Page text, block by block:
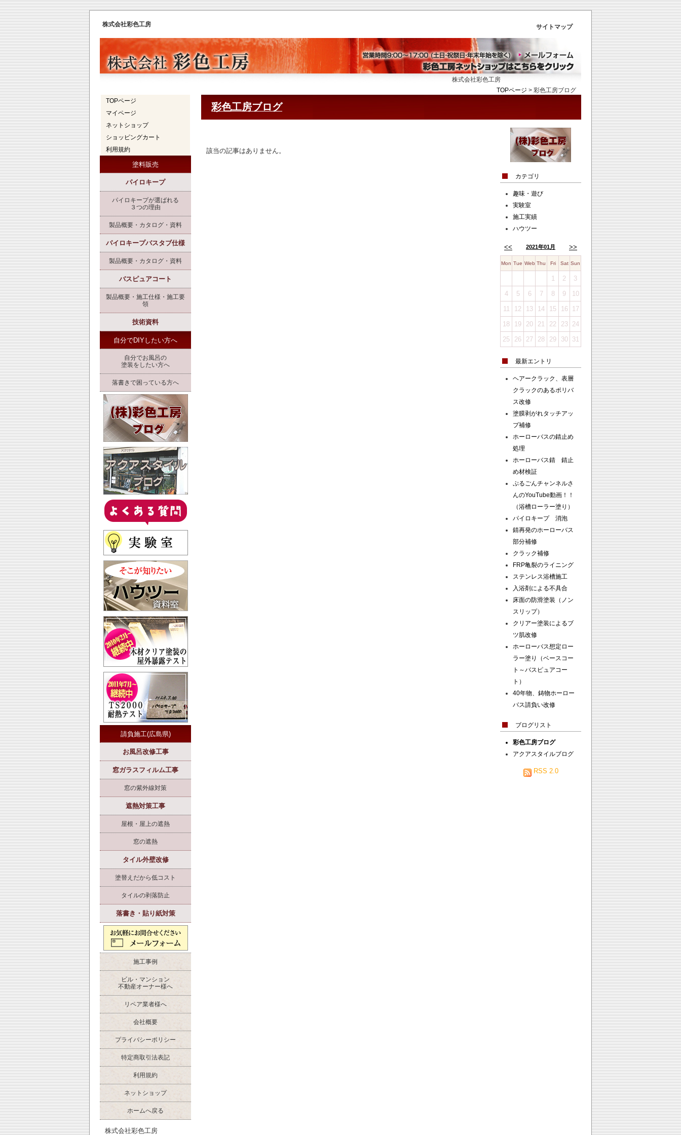
株式会社彩色工房 サイトマップ
株式会社彩色工房
TOPページ > 彩色工房ブログ
TOPページ
マイページ
ネットショップ
ショッピングカート
利用規約
塗料販売
パイロキープ
パイロキープが選ばれる
３つの理由
製品概要・カタログ・資料
パイロキープバスタブ仕様
製品概要・カタログ・資料
バスピュアコート
製品概要・施工仕様・施工要
領
技術資料
自分でDIYしたい方へ
自分でお風呂の
塗装をしたい方へ
落書きで困っている方へ
請負施工(広島県)
お風呂改修工事
窓ガラスフィルム工事
窓の紫外線対策
遮熱対策工事
屋根・屋上の遮熱
窓の遮熱
タイル外壁改修
塗替えだから低コスト
タイルの剥落防止
落書き・貼り紙対策
施工事例
ビル・マンション
不動産オーナー様へ
リペア業者様へ
会社概要
プライバシーポリシー
特定商取引法表記
利用規約
ネットショップ
ホームへ戻る
株式会社彩色工房
彩色工房ブログ
該当の記事はありません。
カテゴリ
趣味・遊び
実験室
施工実績
ハウツー
<< 2021年01月 >>
Mon Tue Web Thu Fri Sat Sun
1 2
3
4
5 6 7 8 9
10
11
12 13 14 15 16
17
18
19 20 21 22 23
24
25
26 27 28 29 30 31
最新エントリ
ヘアークラック、表層
クラックのあるポリバ
ス改修
塗膜剥がれタッチアッ
プ補修
ホーローバスの錆止め
処理
ホーローバス錆 錆止
め材検証
ぷるごんチャンネルさ
んのYouTube動画！！
（浴槽ローラー塗り）
パイロキープ 消泡
錆再発のホーローバス
部分補修
クラック補修
FRP亀裂のライニング
ステンレス浴槽施工
入浴剤による不具合
床面の防滑塗装（ノン
スリップ）
クリアー塗装によるブ
ツ肌改修
ホーローバス想定ロー
ラー塗り（ベースコー
ト～バスピュアコー
ト）
40年物、鋳物ホーロー
バス請負い改修
ブログリスト
彩色工房ブログ
アクアスタイルブログ
RSS 2.0